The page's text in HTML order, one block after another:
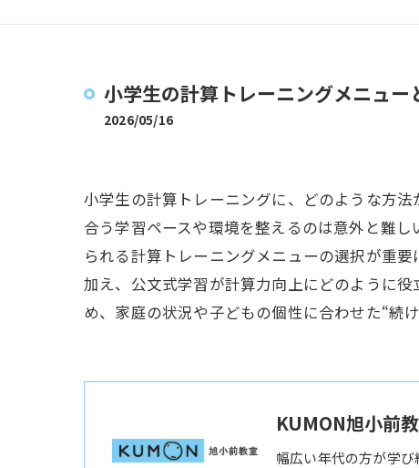
小学生の計算トレーニングメニュ
2026/05/16
小学生の計算トレーニングに、どのような方
合う学習ペースや環境を整えるのは意外と難
られる計算トレーニングメニューの選択が重
加え、公文式学習が計算力向上にどのように
め、家庭の状況や子どもの個性に合わせた“続
KUMON旭小前
幅広い年代の方が学